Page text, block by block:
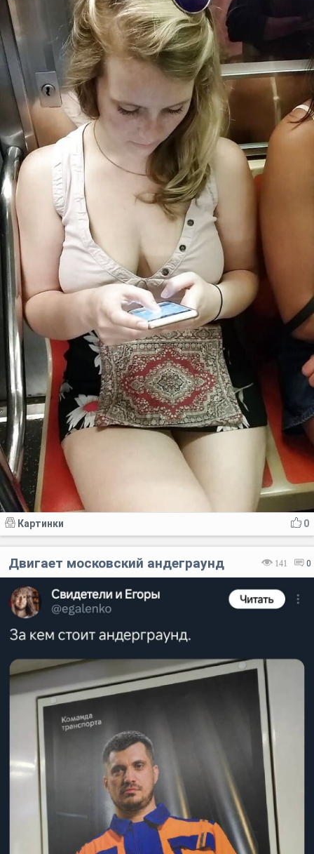
0
Картинки
141 0
Двигает московский андеграунд